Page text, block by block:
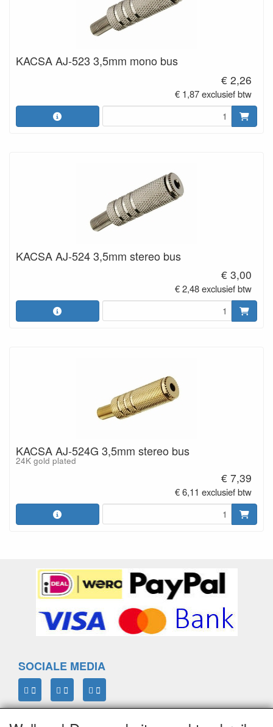
KACSA AJ-523 3,5mm mono bus
€ 2,26
€ 1,87 exclusief btw
KACSA AJ-524 3,5mm stereo bus
€ 3,00
€ 2,48 exclusief btw
KACSA AJ-524G 3,5mm stereo bus
24K gold plated
€ 7,39
€ 6,11 exclusief btw
SOCIALE MEDIA